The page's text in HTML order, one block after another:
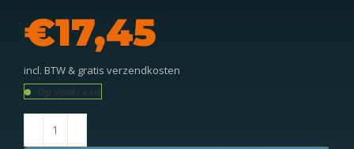
€
incl. BTW & gratis verzendkosten
Op voorraad